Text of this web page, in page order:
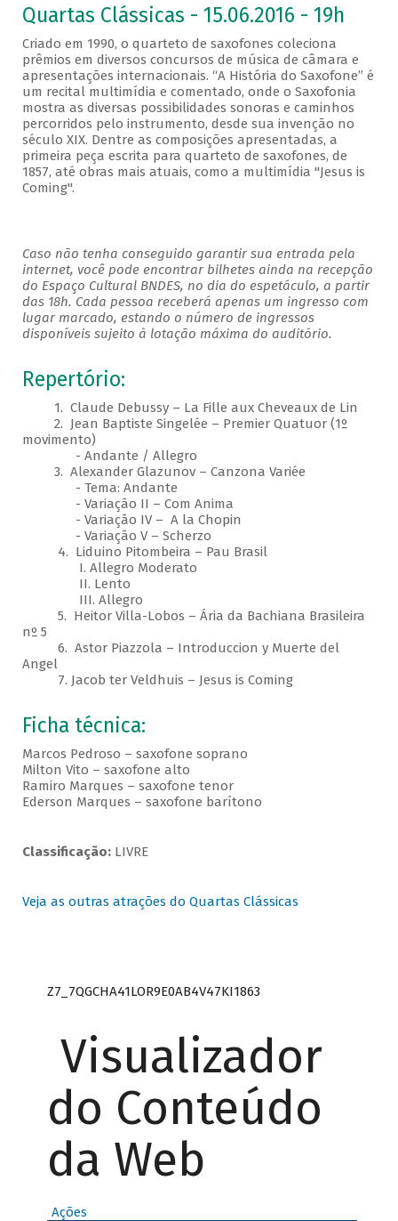
Quartas Clássicas - 15.06.2016 - 19h
Criado em 1990, o quarteto de saxofones coleciona
prêmios em diversos concursos de música de câmara e
apresentações internacionais. “A História do Saxofone” é
um recital multimídia e comentado, onde o Saxofonia
mostra as diversas possibilidades sonoras e caminhos
percorridos pelo instrumento, desde sua invenção no
século XIX. Dentre as composições apresentadas, a
primeira peça escrita para quarteto de saxofones, de
1857, até obras mais atuais, como a multimídia "Jesus is
Coming".
Caso não tenha conseguido garantir sua entrada pela
internet, você pode encontrar bilhetes ainda na recepção
do Espaço Cultural BNDES, no dia do espetáculo, a partir
das 18h. Cada pessoa receberá apenas um ingresso com
lugar marcado, estando o número de ingressos
disponíveis sujeito à lotação máxima do auditório.
Repertório:
1. Claude Debussy – La Fille aux Cheveaux de Lin
2. Jean Baptiste Singelée – Premier Quatuor (1º
movimento)
- Andante / Allegro
3. Alexander Glazunov – Canzona Variée
- Tema: Andante
- Variação II – Com Anima
- Variação IV – A la Chopin
- Variação V – Scherzo
4. Liduino Pitombeira – Pau Brasil
I. Allegro Moderato
II. Lento
III. Allegro
5. Heitor Villa-Lobos – Ária da Bachiana Brasileira
nº 5
6. Astor Piazzola – Introduccion y Muerte del
Angel
7. Jacob ter Veldhuis – Jesus is Coming
Ficha técnica:
Marcos Pedroso – saxofone soprano
Milton Vito – saxofone alto
Ramiro Marques – saxofone tenor
Ederson Marques – saxofone barítono
Classificação:LIVRE
Veja as outras atrações do Quartas Clássicas
Z7_7QGCHA41LOR9E0AB4V47KI1863
Visualizador
do Conteúdo
da Web
Ações